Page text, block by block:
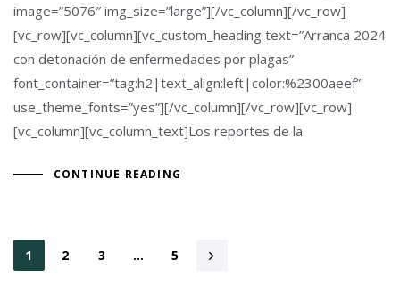
image=”5076″ img_size=”large”][/vc_column][/vc_row]
[vc_row][vc_column][vc_custom_heading text=”Arranca 2024
con detonación de enfermedades por plagas”
font_container=”tag:h2|text_align:left|color:%2300aeef”
use_theme_fonts=”yes”][/vc_column][/vc_row][vc_row]
[vc_column][vc_column_text]Los reportes de la
CONTINUE READING
1 2 3 … 5